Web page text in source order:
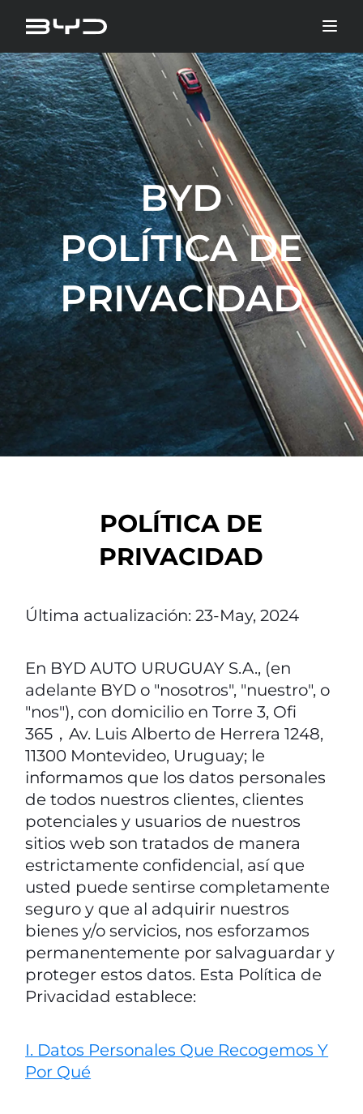
BYD
POLÍTICA DE
PRIVACIDAD
POLÍTICA DE
PRIVACIDAD
Última actualización: 23-May, 2024
En BYD AUTO URUGUAY S.A., (en
adelante BYD o "nosotros", "nuestro", o
"nos"), con domicilio en Torre 3, Ofi
365，Av. Luis Alberto de Herrera 1248,
11300 Montevideo, Uruguay; le
informamos que los datos personales
de todos nuestros clientes, clientes
potenciales y usuarios de nuestros
sitios web son tratados de manera
estrictamente confidencial, así que
usted puede sentirse completamente
seguro y que al adquirir nuestros
bienes y/o servicios, nos esforzamos
permanentemente por salvaguardar y
proteger estos datos. Esta Política de
Privacidad establece:
I. Datos Personales Que Recogemos Y
Por Qué